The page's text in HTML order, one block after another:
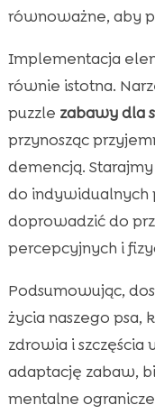
równoważne, aby
Implementacja
równie istotna.
puzzle zabawy dla
przynosząc
demencją.
do indywidualnych
doprowadzić do
percepcyjnych i
Podsumowując,
życia naszego psa,
zdrowia i szczęścia
adaptację zabaw,
mentalne